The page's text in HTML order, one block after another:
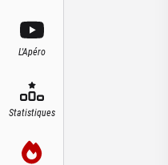
L'Apéro
Statistiques